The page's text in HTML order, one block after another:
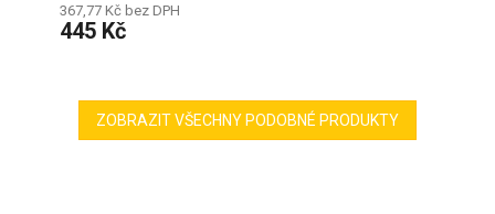
367,77 Kč bez DPH
445 Kč
ZOBRAZIT VŠECHNY PODOBNÉ PRODUKTY